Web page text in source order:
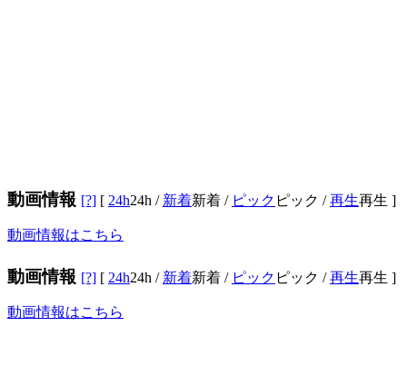
動画情報 [?] [ 24h24h / 新着新着 / ピック ピック /再生再生 ]
動画情報はこちら
動画情報 [?] [ 24h24h / 新着新着 / ピック ピック /再生再生 ]
動画情報はこちら